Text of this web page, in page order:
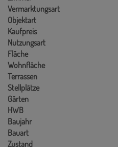
Vermarktungsart
Objektart
Kaufpreis
Nutzungsart
Fläche
Wohnfläche
Terrassen
Stellplätze
Gärten
HWB
Baujahr
Bauart
Zustand